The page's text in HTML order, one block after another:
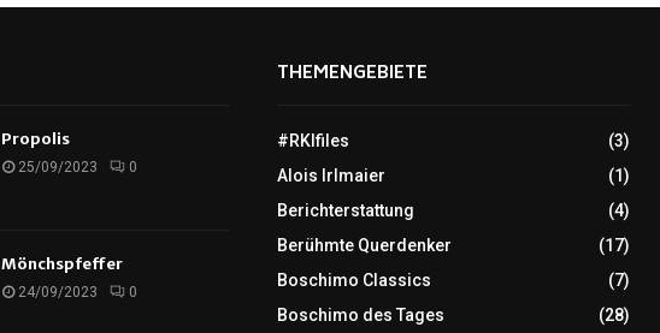
Propolis
25/09/2023 0
Mönchspfeffer
24/09/2023 0
THEMENGEBIETE
#RKIfiles
(3)
Alois Irlmaier
(1)
Berichterstattung
(4)
Berühmte Querdenker
(17)
Boschimo Classics
(7)
Boschimo des Tages
(28)